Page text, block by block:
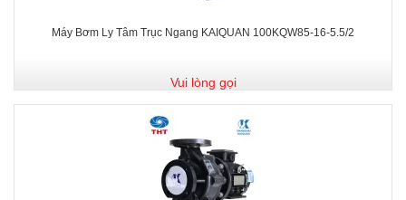
Máy Bơm Ly Tâm Trục Ngang KAIQUAN 100KQW85-16-5.5/2
Vui lòng gọi